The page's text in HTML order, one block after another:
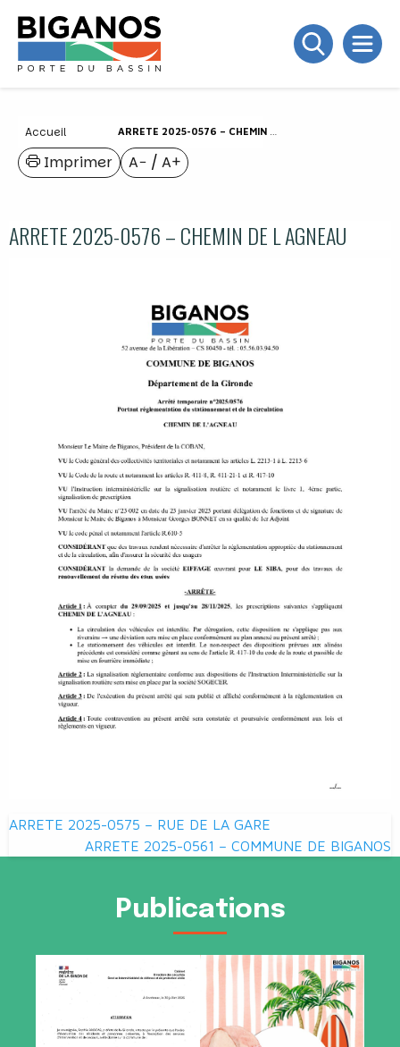
Accueil ARRETE 2025-0576 – CHEMIN DE L AGNEAU
A− / A+
Imprimer
ARRETE 2025-0576 – CHEMIN DE L AGNEAU
Navigation
de
ARRETE 2025-0575 – RUE DE LA GARE
ARRETE 2025-0561 – COMMUNE DE BIGANOS
Publications